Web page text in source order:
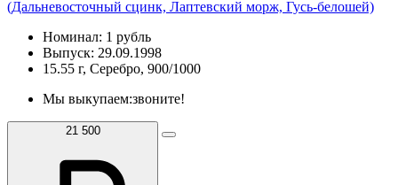
(Дальневосточный сцинк, Лаптевский морж, Гусь-белошей)
Номинал: 1 рубль
Выпуск: 29.09.1998
15.55 г, Серебро, 900/1000
Мы выкупаем:звоните!
21 500